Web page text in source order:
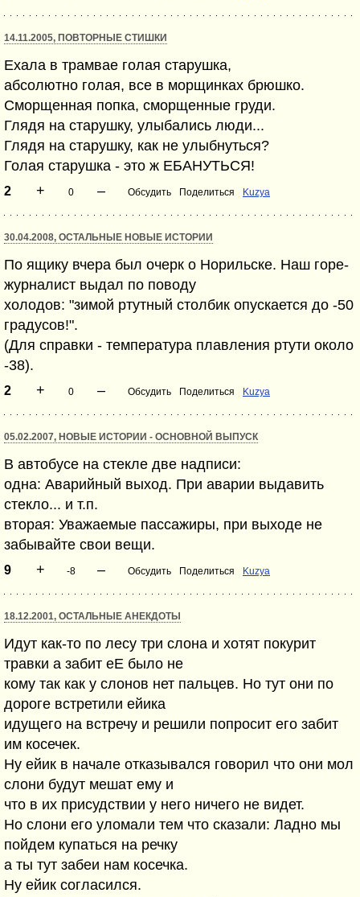
14.11.2005, ПОВТОРНЫЕ СТИШКИ
Ехала в трамвае голая старушка,
абсолютно голая, все в морщинках брюшко.
Сморщенная попка, сморщенные груди.
Глядя на старушку, улыбались люди...
Глядя на старушку, как не улыбнуться?
Голая старушка - это ж ЕБАНУТЬСЯ!
2 + 0 – Обсудить Поделиться Kuzya
30.04.2008, ОСТАЛЬНЫЕ НОВЫЕ ИСТОРИИ
По ящику вчера был очерк о Норильске. Наш горе-
журналист выдал по поводу
холодов: "зимой ртутный столбик опускается до -50
градусов!".
(Для справки - температура плавления ртути около
-38).
2 + 0 – Обсудить Поделиться Kuzya
05.02.2007, НОВЫЕ ИСТОРИИ - ОСНОВНОЙ ВЫПУСК
В автобусе на стекле две надписи:
одна: Аварийный выход. При аварии выдавить
стекло... и т.п.
вторая: Уважаемые пассажиры, при выходе не
забывайте свои вещи.
9 + -8 – Обсудить Поделиться Kuzya
18.12.2001, ОСТАЛЬНЫЕ АНЕКДОТЫ
Идут как-то по лесу три слона и хотят покурит
травки а забит еЕ было не
кому так как у слонов нет пальцев. Но тут они по
дороге встретили ейика
идущего на встречу и решили попросит его забит
им косечек.
Ну ейик в начале отказывался говорил что они мол
слони будут мешат ему и
что в их присудствии у него ничего не видет.
Но слони его уломали тем что сказали: Ладно мы
пойдем купаться на речку
а ты тут забеи нам косечка.
Ну ейик согласился.